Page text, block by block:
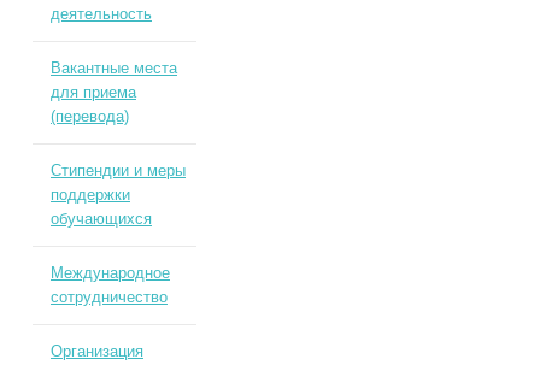
деятельность
Вакантные места
для приема
(перевода)
Стипендии и меры
поддержки
обучающихся
Международное
сотрудничество
Организация